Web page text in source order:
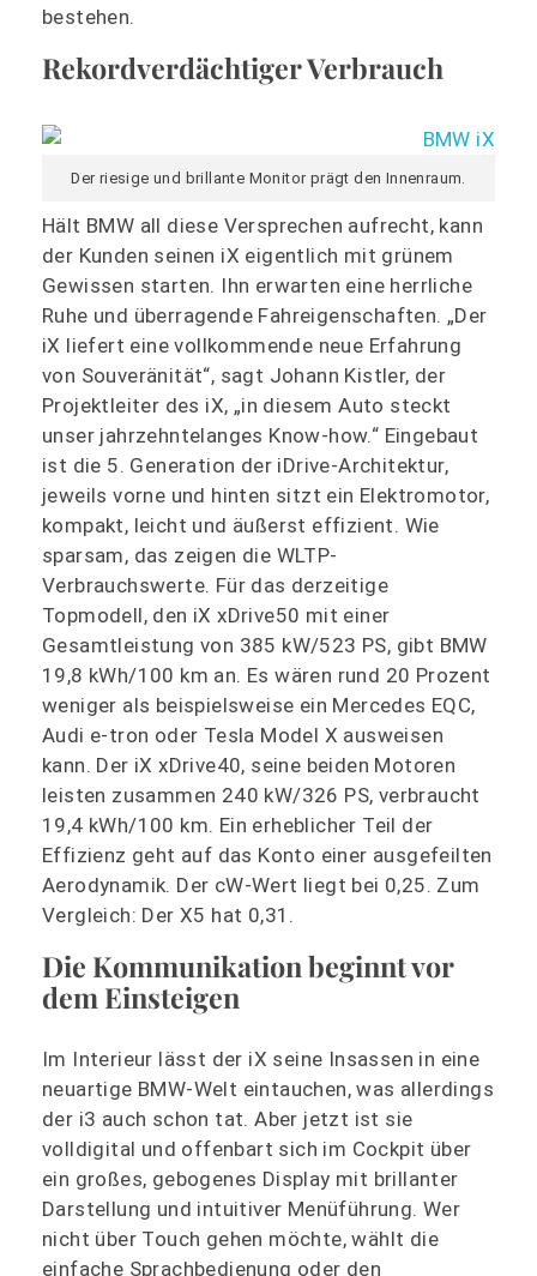
bestehen.
Rekordverdächtiger Verbrauch
Der riesige und brillante Monitor prägt den Innenraum.
Hält BMW all diese Versprechen aufrecht, kann
der Kunden seinen iX eigentlich mit grünem
Gewissen starten. Ihn erwarten eine herrliche
Ruhe und überragende Fahreigenschaften. „Der
iX liefert eine vollkommende neue Erfahrung
von Souveränität“, sagt Johann Kistler, der
Projektleiter des iX, „in diesem Auto steckt
unser jahrzehntelanges Know-how.“ Eingebaut
ist die 5. Generation der iDrive-Architektur,
jeweils vorne und hinten sitzt ein Elektromotor,
kompakt, leicht und äußerst effizient. Wie
sparsam, das zeigen die WLTP-
Verbrauchswerte. Für das derzeitige
Topmodell, den iX xDrive50 mit einer
Gesamtleistung von 385 kW/523 PS, gibt BMW
19,8 kWh/100 km an. Es wären rund 20 Prozent
weniger als beispielsweise ein Mercedes EQC,
Audi e-tron oder Tesla Model X ausweisen
kann. Der iX xDrive40, seine beiden Motoren
leisten zusammen 240 kW/326 PS, verbraucht
19,4 kWh/100 km. Ein erheblicher Teil der
Effizienz geht auf das Konto einer ausgefeilten
Aerodynamik. Der cW-Wert liegt bei 0,25. Zum
Vergleich: Der X5 hat 0,31.
Die Kommunikation beginnt vor
dem Einsteigen
Im Interieur lässt der iX seine Insassen in eine
neuartige BMW-Welt eintauchen, was allerdings
der i3 auch schon tat. Aber jetzt ist sie
volldigital und offenbart sich im Cockpit über
ein großes, gebogenes Display mit brillanter
Darstellung und intuitiver Menüführung. Wer
nicht über Touch gehen möchte, wählt die
einfache Sprachbedienung oder den